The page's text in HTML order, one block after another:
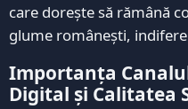
care dorește să rămână
glume românești,
Importanța
Digital și Calitatea